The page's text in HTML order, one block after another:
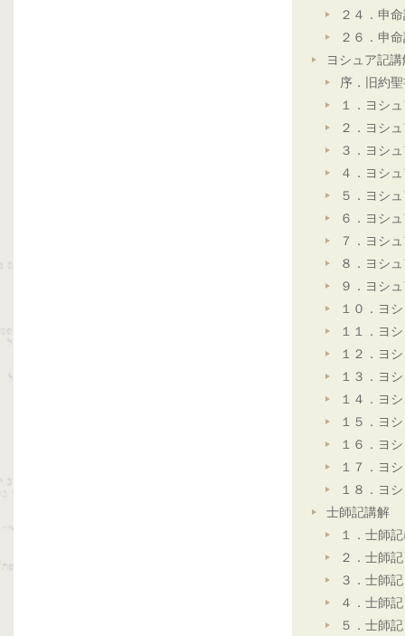
２４．申
２６．申
ヨシュア記講
序．旧約
１．ヨシ
２．ヨシ
３．ヨシ
４．ヨシ
５．ヨシ
６．ヨシ
７．ヨシ
８．ヨシ
９．ヨシ
１０．ヨ
１１．ヨ
１２．ヨ
１３．ヨ
１４．ヨ
１５．ヨ
１６．ヨ
１７．ヨ
１８．ヨ
士師記講解
１．士師
２．士師
３．士師
４．士師
５．士師